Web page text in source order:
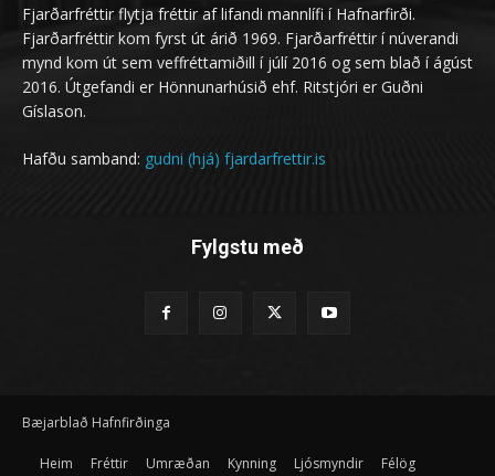
Fjarðarfréttir flytja fréttir af lifandi mannlífi í Hafnarfirði.
Fjarðarfréttir kom fyrst út árið 1969. Fjarðarfréttir í núverandi
mynd kom út sem veffréttamiðill í júlí 2016 og sem blað í ágúst
2016. Útgefandi er Hönnunarhúsið ehf. Ritstjóri er Guðni
Gíslason.
Hafðu samband: gudni (hjá) fjardarfrettir.is
Fylgstu með
Bæjarblað Hafnfirðinga
Heim Fréttir Umræðan Kynning Ljósmyndir Félög